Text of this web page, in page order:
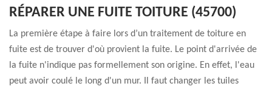
RÉPARER UNE FUITE TOITURE (45700)
La première étape à faire lors d’un traitement de toiture en
fuite est de trouver d'où provient la fuite. Le point d'arrivée de
la fuite n'indique pas formellement son origine. En effet, l'eau
peut avoir coulé le long d'un mur. Il faut changer les tuiles